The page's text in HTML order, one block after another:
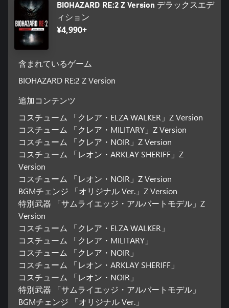
BIOHAZARD RE:2 Z Version デラックスエデ
ィション
¥4,990+
含まれているゲーム
BIOHAZARD RE:2 Z Version
追加コンテンツ
コスチューム 「クレア・ELZA WALKER」Z Version
コスチューム 「クレア・MILITARY」Z Version
コスチューム 「クレア・NOIR」Z Version
コスチューム 「レオン・ARKLAY SHERIFF」Z
Version
コスチューム 「レオン・NOIR」Z Version
BGMチェンジ 「オリジナル Ver.」Z Version
特別武器 「サムライエッジ・アルバートモデル」Z
Version
コスチューム 「クレア・ELZA WALKER」
コスチューム 「クレア・MILITARY」
コスチューム 「クレア・NOIR」
コスチューム 「レオン・ARKLAY SHERIFF」
コスチューム 「レオン・NOIR」
特別武器 「サムライエッジ・アルバートモデル」
BGMチェンジ 「オリジナル Ver.」